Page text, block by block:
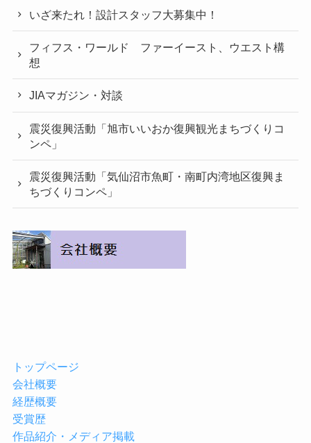
いざ来たれ！設計スタッフ大募集中！
フィフス・ワールド ファーイースト、ウエスト構
想
JIAマガジン・対談
震災復興活動「旭市いいおか復興観光まちづくりコ
ンペ」
震災復興活動「気仙沼市魚町・南町内湾地区復興ま
ちづくりコンペ」
トップページ
会社概要
経歴概要
受賞歴
作品紹介・メディア掲載